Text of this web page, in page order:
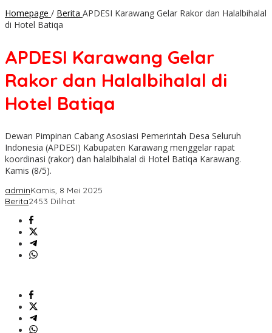
Homepage / Berita APDESI Karawang Gelar Rakor dan Halalbihalal
di Hotel Batiqa
APDESI Karawang Gelar
Rakor dan Halalbihalal di
Hotel Batiqa
Dewan Pimpinan Cabang Asosiasi Pemerintah Desa Seluruh
Indonesia (APDESI) Kabupaten Karawang menggelar rapat
koordinasi (rakor) dan halalbihalal di Hotel Batiqa Karawang.
Kamis (8/5).
adminKamis, 8 Mei 2025
Berita2453 Dilihat